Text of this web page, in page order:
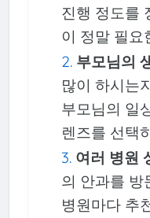
진행 정도를
이 정말 필요
부모님의
많이 하시는
부모님의 일
렌즈를 선택
여러 병원
의 안과를 방
병원마다 추